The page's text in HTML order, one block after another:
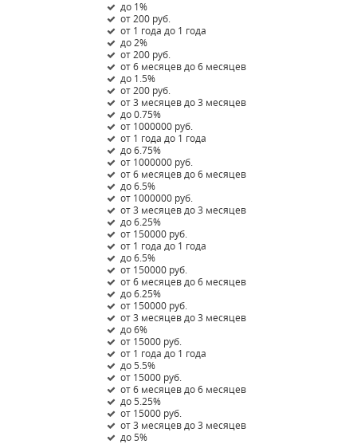
до 1%
от 200 руб.
от 1 года до 1 года
до 2%
от 200 руб.
от 6 месяцев до 6 месяцев
до 1.5%
от 200 руб.
от 3 месяцев до 3 месяцев
до 0.75%
от 1000000 руб.
от 1 года до 1 года
до 6.75%
от 1000000 руб.
от 6 месяцев до 6 месяцев
до 6.5%
от 1000000 руб.
от 3 месяцев до 3 месяцев
до 6.25%
от 150000 руб.
от 1 года до 1 года
до 6.5%
от 150000 руб.
от 6 месяцев до 6 месяцев
до 6.25%
от 150000 руб.
от 3 месяцев до 3 месяцев
до 6%
от 15000 руб.
от 1 года до 1 года
до 5.5%
от 15000 руб.
от 6 месяцев до 6 месяцев
до 5.25%
от 15000 руб.
от 3 месяцев до 3 месяцев
до 5%